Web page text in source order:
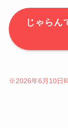
じゃらん
※2026年6月10日